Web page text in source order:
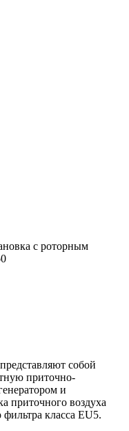
с роторным
собой
приточно-
и
приточного воздуха
класса EU5.